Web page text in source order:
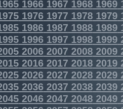
1966196719681969
19761977 19781979
19861987 19881989
19961997 19981999
20062007 20082009
20162017 20182019
2026202720282029
20362037 20382039
20462047 20482049